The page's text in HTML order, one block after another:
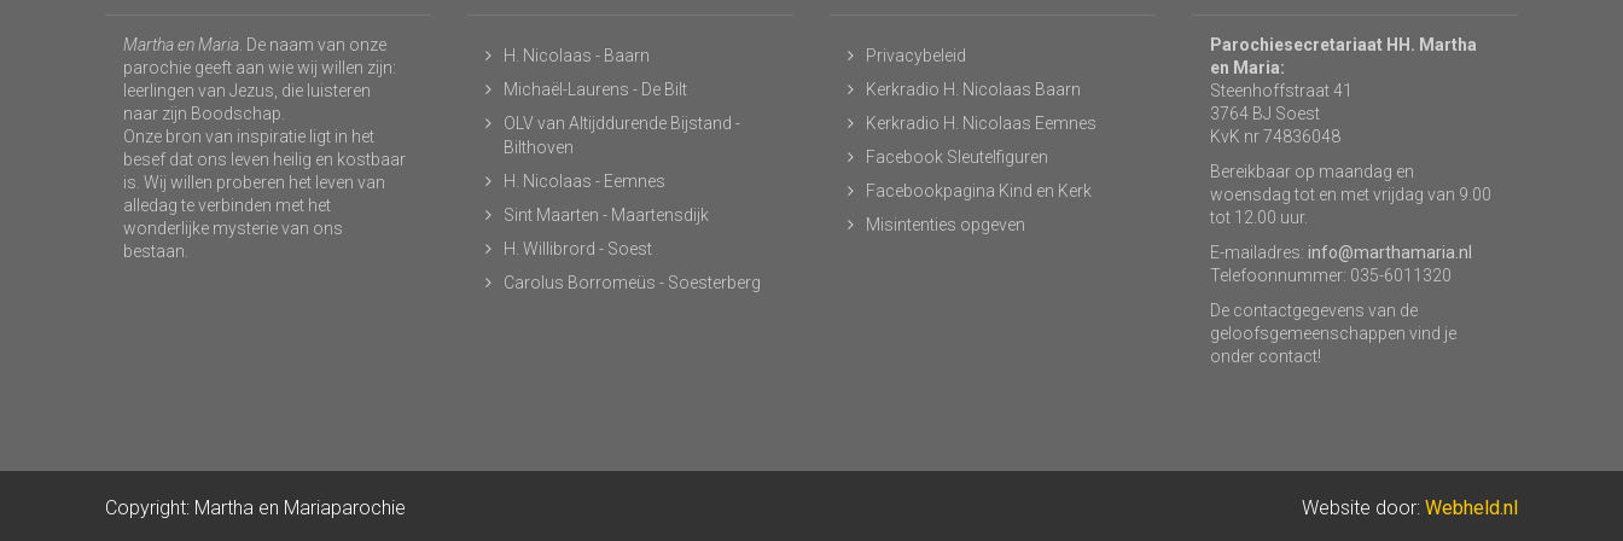
Martha en Maria . De naam van onze
parochie geeft aan wie wij willen zijn:
leerlingen van Jezus, die luisteren
naar zijn Boodschap.
Onze bron van inspiratie ligt in het
besef dat ons leven heilig en kostbaar
is. Wij willen proberen het leven van
alledag te verbinden met het
wonderlijke mysterie van ons
bestaan.
H. Nicolaas - Baarn
Michaël-Laurens - De Bilt
OLV van Altijddurende Bijstand -
Bilthoven
H. Nicolaas - Eemnes
Sint Maarten - Maartensdijk
H. Willibrord - Soest
Carolus Borromeüs - Soesterberg
Privacybeleid
Kerkradio H. Nicolaas Baarn
Kerkradio H. Nicolaas Eemnes
Facebook Sleutelfiguren
Facebookpagina Kind en Kerk
Misintenties opgeven
Parochiesecretariaat HH. Martha
en Maria:
Steenhoffstraat 41
3764 BJ Soest
KvK nr 74836048
Bereikbaar op maandag en
woensdag tot en met vrijdag van 9.00
tot 12.00 uur.
E-mailadres: info@marthamaria.nl
Telefoonnummer: 035-6011320
De contactgegevens van de
geloofsgemeenschappen vind je
onder contact!
Copyright: Martha en Mariaparochie Website door: Webheld.nl